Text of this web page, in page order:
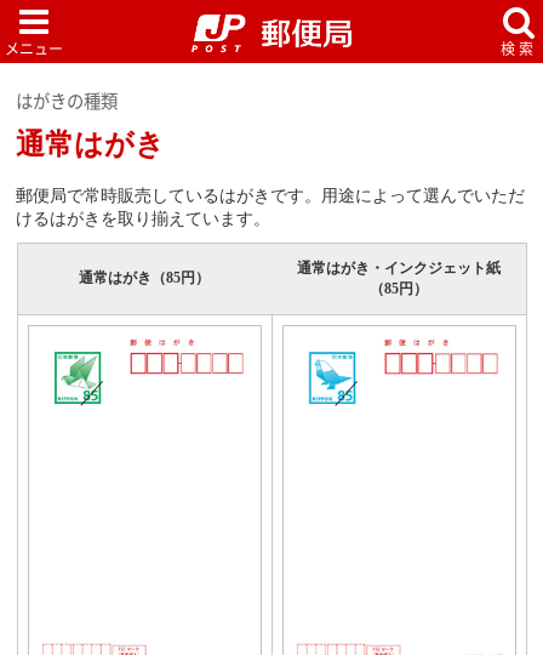
はがきの種類
通常はがき
郵便局で常時販売しているはがきです。用途によって選んでいただ
けるはがきを取り揃えています。
通常はがき（85円）
通常はがき・インクジェット紙
（85円）